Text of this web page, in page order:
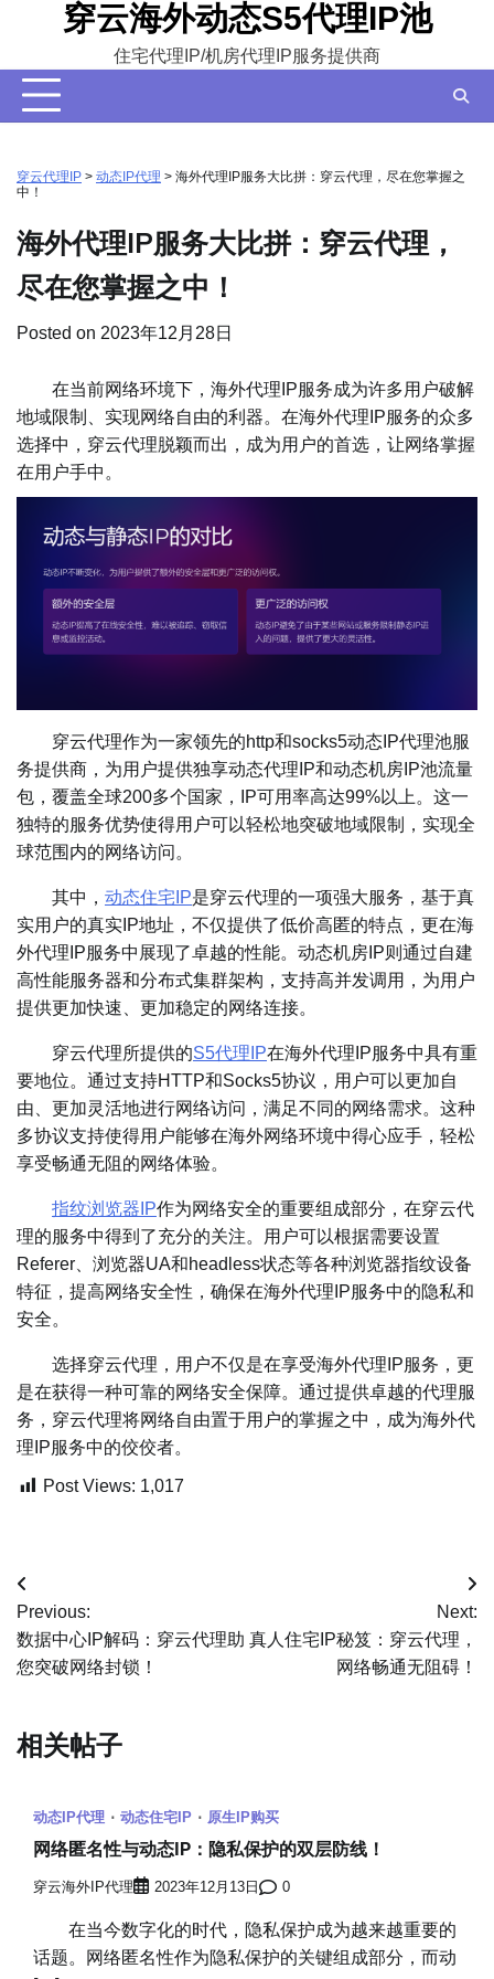
content
穿云海外动态S5代理IP池
住宅代理IP/机房代理IP服务提供商
穿云代理IP > 动态IP代理 > 海外代理IP服务大比拼：穿云代理，尽在您掌握之
中！
海外代理IP服务大比拼：穿云代理，
尽在您掌握之中！
Posted on 2023年12月28日
在当前网络环境下，海外代理IP服务成为许多用户破解
地域限制、实现网络自由的利器。在海外代理IP服务的众多
选择中，穿云代理脱颖而出，成为用户的首选，让网络掌握
在用户手中。
穿云代理作为一家领先的http和socks5动态IP代理池服
务提供商，为用户提供独享动态代理IP和动态机房IP池流量
包，覆盖全球200多个国家，IP可用率高达99%以上。这一
独特的服务优势使得用户可以轻松地突破地域限制，实现全
球范围内的网络访问。
其中， 动态住宅IP是穿云代理的一项强大服务，基于真
实用户的真实IP地址，不仅提供了低价高匿的特点，更在海
外代理IP服务中展现了卓越的性能。动态机房IP则通过自建
高性能服务器和分布式集群架构，支持高并发调用，为用户
提供更加快速、更加稳定的网络连接。
穿云代理所提供的S5代理IP在海外代理IP服务中具有重
要地位。通过支持HTTP和Socks5协议，用户可以更加自
由、更加灵活地进行网络访问，满足不同的网络需求。这种
多协议支持使得用户能够在海外网络环境中得心应手，轻松
享受畅通无阻的网络体验。
指纹浏览器IP作为网络安全的重要组成部分，在穿云代
理的服务中得到了充分的关注。用户可以根据需要设置
Referer、浏览器UA和headless状态等各种浏览器指纹设备
特征，提高网络安全性，确保在海外代理IP服务中的隐私和
安全。
选择穿云代理，用户不仅是在享受海外代理IP服务，更
是在获得一种可靠的网络安全保障。通过提供卓越的代理服
务，穿云代理将网络自由置于用户的掌握之中，成为海外代
理IP服务中的佼佼者。
Post Views: 1,017
文
章
导
Previous:
数据中心IP解码：穿云代理助
您突破网络封锁！
Next:
真人住宅IP秘笈：穿云代理，
网络畅通无阻碍！
相关帖子
动态IP代理 动态住宅IP 原生IP购买
网络匿名性与动态IP：隐私保护的双层防线！
穿云海外IP代理 2023年12月13日 0
在当今数字化的时代，隐私保护成为越来越重要的
话题。网络匿名性作为隐私保护的关键组成部分，而动